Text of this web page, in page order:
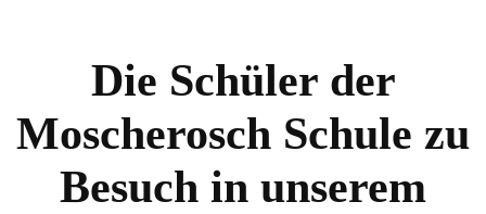
Die Schüler der
Moscherosch Schule zu
Besuch in unserem